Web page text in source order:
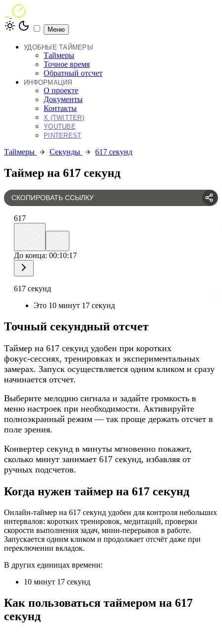
Меню
УДОБНЫЕ ТАЙМЕРЫ
Таймеры
Точное время
Обратный отсчет
ИНФОРМАЦИЯ
О проекте
Документы
Контакты
X (TWITTER)
YOUTUBE
PINTEREST
Таймеры Секунды 617 секунд
Таймер на 617 секунд
СКОПИРОВАТЬ ССЫЛКУ
617
До конца: 00:10:17
617 секунд
Это 10 минут 17 секунд
Точный секундный отсчет
Таймер на 617 секунд удобен при коротких
фокус‑сессиях, тренировках и экспериментальных
замерах. Запуск осуществляется одним кликом и сразу
начинается отсчет.
Выберите мелодию сигнала и задайте громкость в
меню настроек при необходимости. Активируйте
полноэкранный режим — так проще держать отсчет в
поле зрения.
Конвертер секунд в минуты мгновенно покажет,
сколько минут занимает 617 секунд, избавляя от
ручных подсчетов.
Когда нужен таймер на 617 секунд
Онлайн-таймер на 617 секунд удобен для контроля небольших
интервалов: коротких тренировок, медитаций, проверки
скорости выполнения задач, мини-перерывов в работе.
Запускается одним кликом и продолжает отсчёт даже при
переключении вкладок.
В других единицах времени:
10 минут 17 секунд
Как пользоваться таймером на 617
секунд